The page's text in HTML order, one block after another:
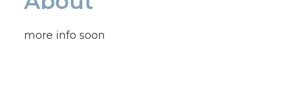
more info soon